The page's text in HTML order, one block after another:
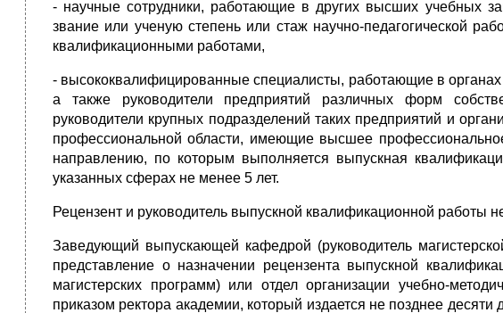
- научные сотрудники, работающие в других высших учебных
звание или ученую степень или стаж научно-педаго­гиче­ской
квалификационными работами,
- высококвалифицированные специалисты, работающие в органах
а также руководители предприятий различных форм
руководители крупных подразделений таких предприятий и
профессиональной области, име­ю­щие высшее
направлению, по которым выполняется выпускная
указанных сферах не менее 5 лет.
Рецензент и руководитель выпускной квалификационной работы
Заведующий выпускающей кафедрой (руководитель
представление о назначении рецензента выпускной
магистерских программ) или отдел организации учебно-
приказом ректора академии, который издается не позднее